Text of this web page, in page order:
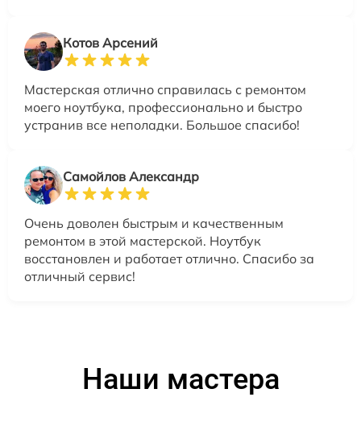
Котов Арсений
Мастерская отлично справилась с ремонтом
моего ноутбука, профессионально и быстро
устранив все неполадки. Большое спасибо!
Самойлов Александр
Очень доволен быстрым и качественным
ремонтом в этой мастерской. Ноутбук
восстановлен и работает отлично. Спасибо за
отличный сервис!
Наши мастера